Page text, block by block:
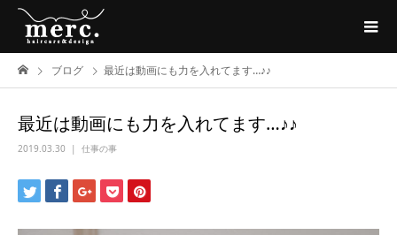
ブログ 最近は動画にも力を入れてます…♪♪
最近は動画にも力を入れてます…♪♪
2019.03.30 仕事の事